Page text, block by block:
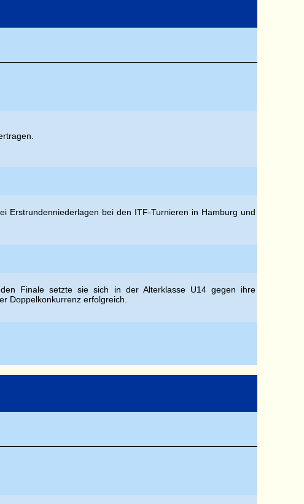
Erstrundenniederlagen bei den ITF-Turnieren in Hamburg und
Finale setzte sie sich in der Alterklasse U14 gegen ihre
Doppelkonkurrenz erfolgreich.